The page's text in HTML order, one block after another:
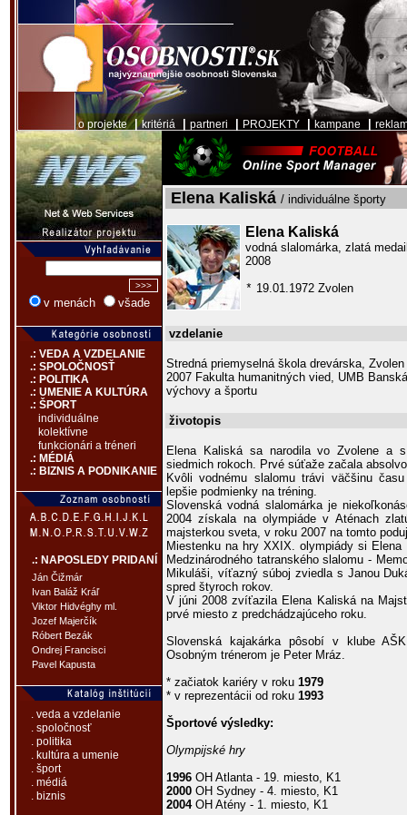
o projekte|kritériá partneri PROJEKTY kampane
v menách všade
.: VEDA A VZDELANIE
.: SPOLOČNOSŤ
.: POLITIKA
.: UMENIE A KULTÚRA
.: ŠPORT
individuálne
kolektívne
funkcionári a tréneri
.: MÉDIÁ
.: BIZNIS A PODNIKANIE
.: NAPOSLEDY PRIDANÍ
Ján Čižmár
Ivan Baláž Kráľ
Viktor Hidvéghy ml.
Jozef Majerčík
Róbert Bezák
Ondrej Francisci
Pavel Kapusta
. veda a vzdelanie
. spoločnosť
. politika
. kultúra a umenie
. šport
. médiá
. biznis
Elena Kaliská / individuálne športy
Elena Kaliská
vodná slalomárka, zlatá
2008
* 19.01.1972 Zvolen
vzdelanie
Stredná priemyselná škola drevárska, Zvolen
2007 Fakulta humanitných vied, UMB
výchovy a športu
životopis
Elena Kaliská sa narodila vo Zvolene a
siedmich rokoch. Prvé súťaže začala
Kvôli vodnému slalomu trávi väčšinu
lepšie podmienky na tréning.
Slovenská vodná slalomárka je
2004 získala na olympiáde v Aténach
majsterkou sveta, v roku 2007 na tomto
Miestenku na hry XXIX. olympiády si
Medzinárodného tatranského slalomu -
Mikuláši, víťazný súboj zviedla s Janou
spred štyroch rokov.
V júni 2008 zvíťazila Elena Kaliská na
prvé miesto z predchádzajúceho roku.
Slovenská kajakárka pôsobí v klube
Osobným trénerom je Peter Mráz.
* začiatok kariéry v roku 1979
* v reprezentácii od roku 1993
Športové výsledky:
Olympijské hry
1996 OH Atlanta - 19. miesto, K1
2000 OH Sydney - 4. miesto, K1
2004OH Atény - 1. miesto, K1